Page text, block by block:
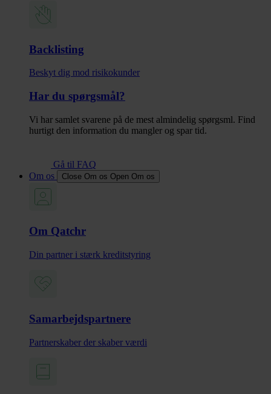
Backlisting
Beskyt dig mod risikokunder
Har du spørgsmål?
Vi har samlet svarene på de mest almindelig spørgsml. Find
hurtigt den information du mangler og spar tid.
Gå til FAQ
Om os
Close Om os Open Om os
Om Qatchr
Din partner i stærk kreditstyring
Samarbejdspartnere
Partnerskaber der skaber værdi